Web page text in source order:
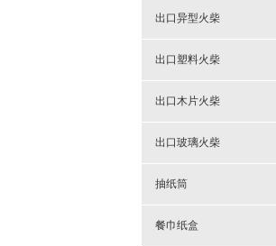
出口异型火柴
出口塑料火柴
出口木片火柴
出口玻璃火柴
抽纸筒
餐巾纸盒